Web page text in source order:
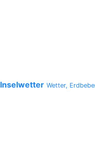
Inselwetter Wetter,